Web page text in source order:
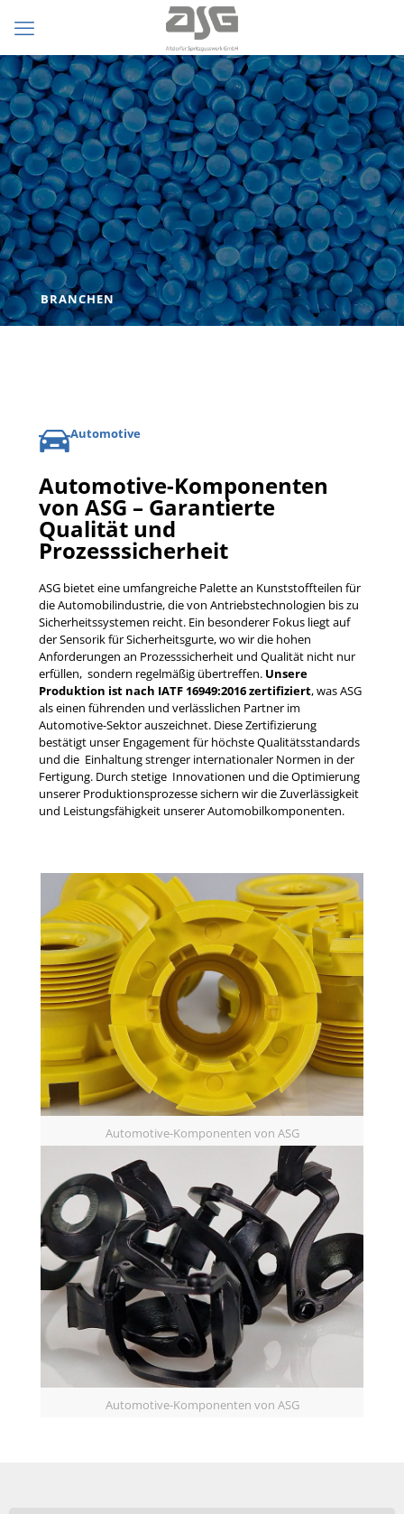
BRANCHEN
Automotive
Automotive-Komponenten
von ASG – Garantierte
Qualität und
Prozesssicherheit
ASG bietet eine umfangreiche Palette an Kunststoffteilen für
die Automobilindustrie, die von Antriebstechnologien bis zu
Sicherheitssystemen reicht. Ein besonderer Fokus liegt auf
der Sensorik für Sicherheitsgurte, wo wir die hohen
Anforderungen an Prozesssicherheit und Qualität nicht nur
erfüllen, sondern regelmäßig übertreffen. Unsere
Produktion ist nach IATF 16949:2016 zertifiziert, was ASG
als einen führenden und verlässlichen Partner im
Automotive-Sektor auszeichnet. Diese Zertifizierung
bestätigt unser Engagement für höchste Qualitätsstandards
und die Einhaltung strenger internationaler Normen in der
Fertigung. Durch stetige Innovationen und die Optimierung
unserer Produktionsprozesse sichern wir die Zuverlässigkeit
und Leistungsfähigkeit unserer Automobilkomponenten.
Automotive-Komponenten von ASG
Automotive-Komponenten von ASG